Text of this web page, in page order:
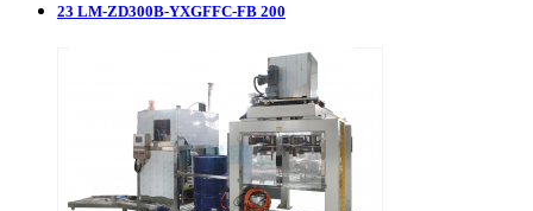
23 LM-ZD300B-YXGFFC-FB 200